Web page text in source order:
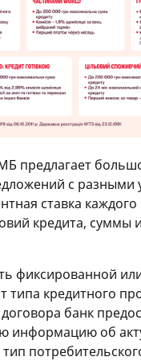
предлагает
с разными
ставка каждого
кредита, суммы
фиксированной
типа кредитного
банк
информацию об